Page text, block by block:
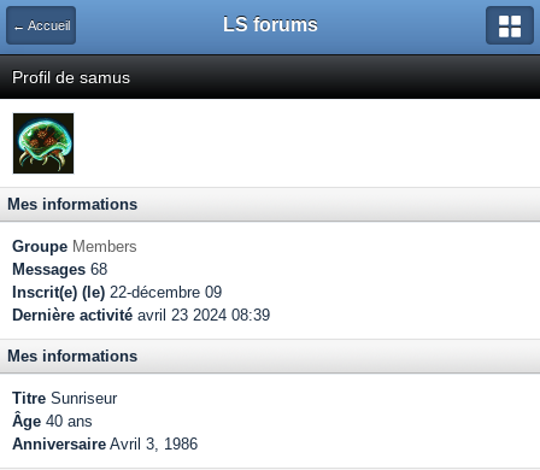
← Accueil LS forums
Profil de samus
Mes informations
Groupe Members
Messages 68
Inscrit(e) (le) 22-décembre 09
Dernière activité avril 23 2024 08:39
Mes informations
Titre Sunriseur
Âge 40 ans
Anniversaire Avril 3, 1986